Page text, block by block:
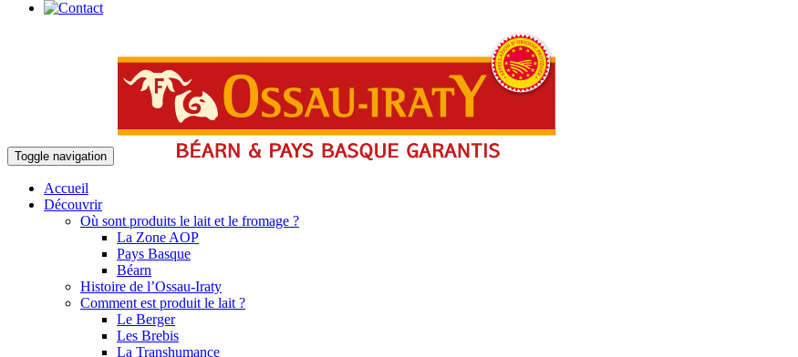
Toggle navigation
Accueil
Découvrir
Où sont produits le lait et le fromage ?
La Zone AOP
Pays Basque
Béarn
Histoire de l’Ossau-Iraty
Comment est produit le lait ?
Le Berger
Les Brebis
La Transhumance